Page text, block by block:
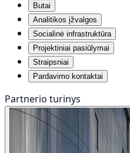
Butai
Analitikos įžvalgos
Socialinė infrastruktūra
Projektiniai pasiūlymai
Straipsniai
Pardavimo kontaktai
Partnerio turinys